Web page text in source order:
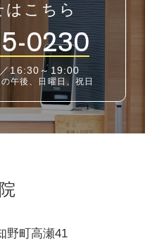
はこちら
0230
16:30～19:00
午後、日曜日、祝日
野町高瀬41